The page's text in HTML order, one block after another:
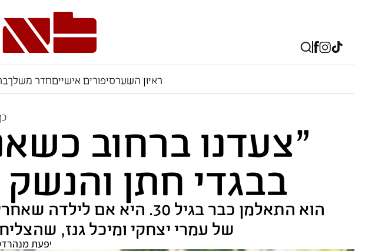
ראיון השערסיפורים אישייםחדר משלך
"צעדנו ברחוב
בבגדי חתן
הוא התאלמן כבר בגיל 30.
של עמרי יצחקי ומיכל גנז,
יפעת